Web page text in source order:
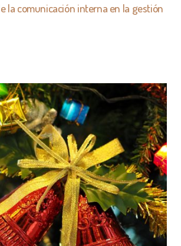
la comunicación interna en la gestión